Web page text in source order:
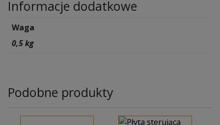
Informacje dodatkowe
Waga
0,5 kg
Podobne produkty